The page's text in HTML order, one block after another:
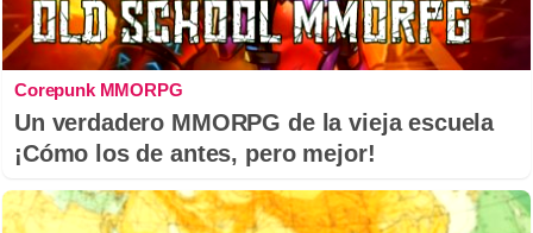
Corepunk MMORPG
Un verdadero MMORPG de la vieja escuela
¡Cómo los de antes, pero mejor!